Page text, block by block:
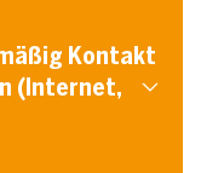
Kontakt
(Internet,